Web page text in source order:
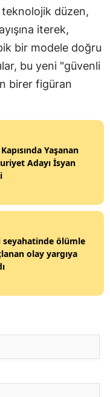
düzen,
iterek,
bir modele doğru
bu yeni "güvenli
birer figüran
Yaşanan
Adayı İsyan
seyahatinde ölümle
olay yargıya